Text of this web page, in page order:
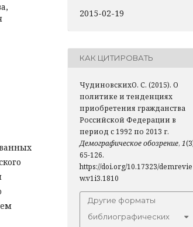
2015-02-19
КАК ЦИТИРОВАТЬ
ЧудиновскихО. С. (2015). О
политике и тенденциях
приобретения гражданства
Российской Федерации в
период с 1992 по 2013 г.
Демографическое обозрение, 1
65-126.
https://doi.org/10.17323/demrevie
w.v1i3.1810
Другие форматы
библиографических